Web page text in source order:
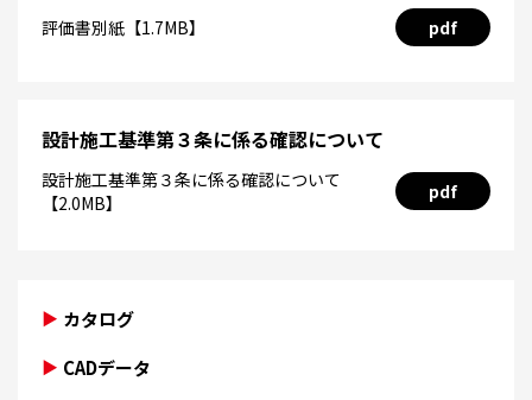
評価書別紙【1.7MB】 pdf
設計施工基準第３条に係る確認について
設計施工基準第３条に係る確認について
【2.0MB】
pdf
カタログ
CADデータ